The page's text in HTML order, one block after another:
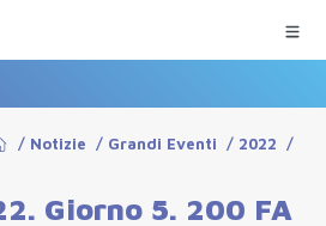
/ Notizie / Grandi Eventi / 2022 /
Giorno 5. 200 FA